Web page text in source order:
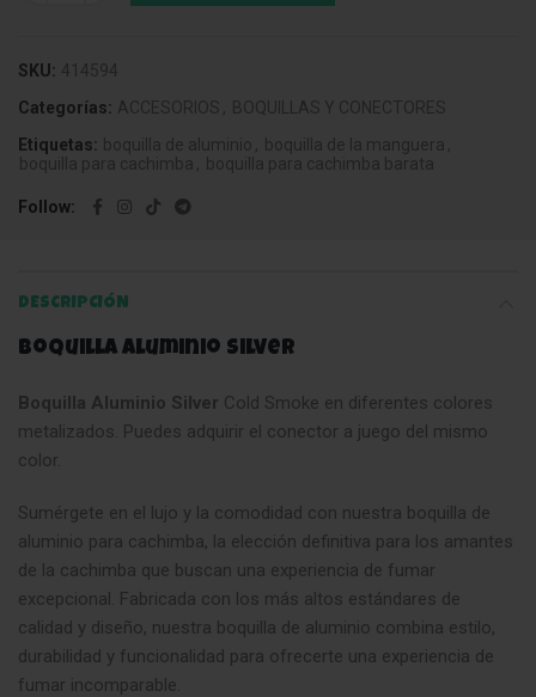
SKU: 414594
Categorías: ACCESORIOS , BOQUILLAS Y CONECTORES
Etiquetas:
boquilla de aluminio , boquilla de la manguera ,
boquilla para cachimba , boquilla para cachimba barata
Follow
DESCRIPCIÓN
Boquilla Aluminio Silver
Boquilla Aluminio Silver Cold Smoke en diferentes colores
metalizados. Puedes adquirir el conector a juego del mismo
color.
Sumérgete en el lujo y la comodidad con nuestra boquilla de
aluminio para cachimba, la elección definitiva para los amantes
de la cachimba que buscan una experiencia de fumar
excepcional. Fabricada con los más altos estándares de
calidad y diseño, nuestra boquilla de aluminio combina estilo,
durabilidad y funcionalidad para ofrecerte una experiencia de
fumar incomparable.